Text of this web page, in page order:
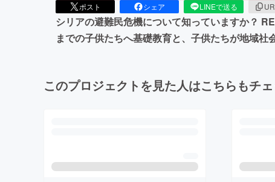
ポスト シェア LINEで送る
シリアの避難民危機について知っていますか？
までの子供たちへ基礎教育と、子供たちが地域社
このプロジェクトを見た人はこちらもチ